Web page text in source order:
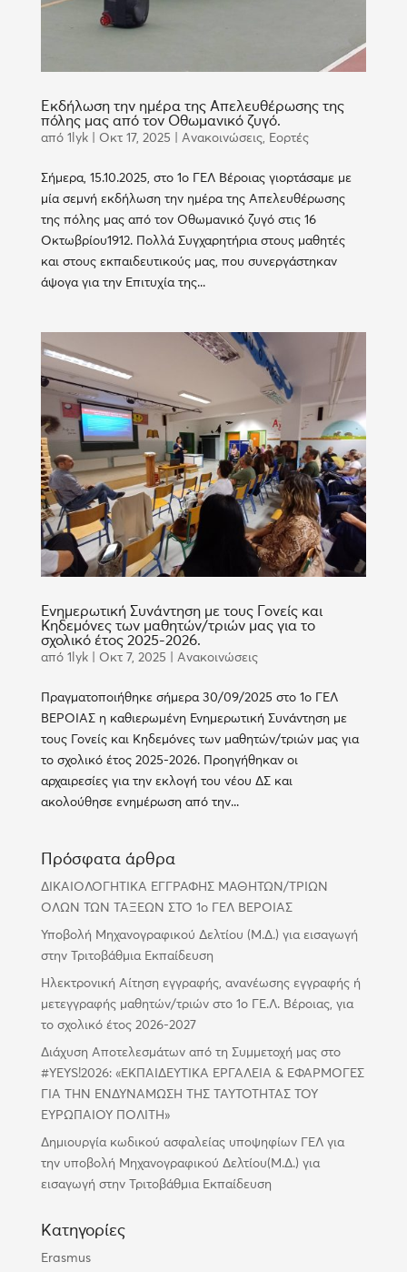
Εκδήλωση την ημέρα της Απελευθέρωσης της
πόλης μας από τον Οθωμανικό ζυγό.
από 1lyk| Οκτ 17, 2025 Ανακοινώσεις, Εορτές
Σήμερα, 15.10.2025, στο 1ο ΓΕΛ Βέροιας γιορτάσαμε με
μία σεμνή εκδήλωση την ημέρα της Απελευθέρωσης
της πόλης μας από τον Οθωμανικό ζυγό στις 16
Οκτωβρίου1912. Πολλά Συγχαρητήρια στους μαθητές
και στους εκπαιδευτικούς μας, που συνεργάστηκαν
άψογα για την Επιτυχία της...
Ενημερωτική Συνάντηση με τους Γονείς και
Κηδεμόνες των μαθητών/τριών μας για το
σχολικό έτος 2025-2026.
από 1lyk| Οκτ 7, 2025 Ανακοινώσεις
Πραγματοποιήθηκε σήμερα 30/09/2025 στο 1ο ΓΕΛ
ΒΕΡΟΙΑΣ η καθιερωμένη Ενημερωτική Συνάντηση με
τους Γονείς και Κηδεμόνες των μαθητών/τριών μας για
το σχολικό έτος 2025-2026. Προηγήθηκαν οι
αρχαιρεσίες για την εκλογή του νέου ΔΣ και
ακολούθησε ενημέρωση από την...
Πρόσφατα άρθρα
ΔΙΚΑΙΟΛΟΓΗΤΙΚΑ ΕΓΓΡΑΦΗΣ ΜΑΘΗΤΩΝ/ΤΡΙΩΝ
ΟΛΩΝ ΤΩΝ ΤΑΞΕΩΝ ΣΤΟ 1ο ΓΕΛ ΒΕΡΟΙΑΣ
Υποβολή Μηχανογραφικού Δελτίου (Μ.Δ.) για εισαγωγή
στην Τριτοβάθμια Εκπαίδευση
Ηλεκτρονική Αίτηση εγγραφής, ανανέωσης εγγραφής ή
μετεγγραφής μαθητών/τριών στο 1ο ΓΕ.Λ. Βέροιας, για
το σχολικό έτος 2026-2027
Διάχυση Αποτελεσμάτων από τη Συμμετοχή μας στο
#YEYS!2026: «ΕΚΠΑΙΔΕΥΤΙΚΑ ΕΡΓΑΛΕΙΑ & ΕΦΑΡΜΟΓΕΣ
ΓΙΑ ΤΗΝ ΕΝΔΥΝΑΜΩΣΗ ΤΗΣ ΤΑΥΤΟΤΗΤΑΣ ΤΟΥ
ΕΥΡΩΠΑΙΟΥ ΠΟΛΙΤΗ»
Δημιουργία κωδικού ασφαλείας υποψηφίων ΓΕΛ για
την υποβολή Μηχανογραφικού Δελτίου(Μ.Δ.) για
εισαγωγή στην Τριτοβάθμια Εκπαίδευση
Kατηγορίες
Erasmus